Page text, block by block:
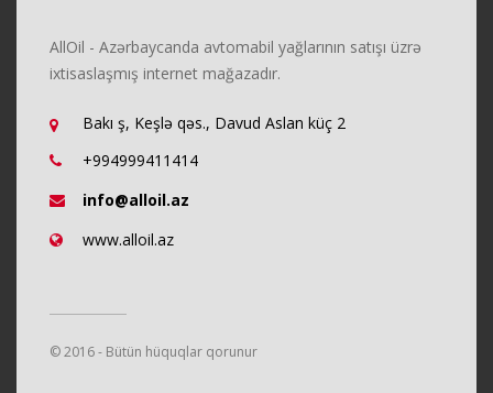
AllOil - Azərbaycanda avtomabil yağlarının satışı üzrə
ixtisaslaşmış internet mağazadır.
Bakı ş, Keşlə qəs., Davud Aslan küç 2
+994999411414
info@alloil.az
www.alloil.az
© 2016 - Bütün hüquqlar qorunur